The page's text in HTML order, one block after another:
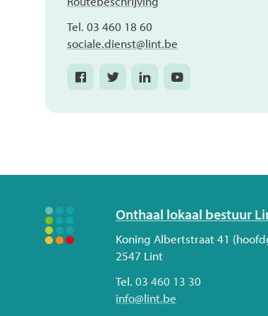
Tel. 03 460 18 60
E-
sociale.dienst@lint.be
Facebook
Sociale
Twitter
Sociale
Linkedin
Sociale
Youtube
Sociale
Volg
ons
Onthaal lokaal bestuur
Adres
Koning Albertstraat 41
2547 Lint
Tel. 03 460 13 30
E-
info@lint.be